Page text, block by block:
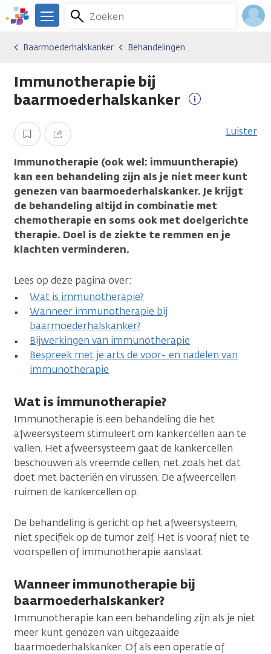
Overslaan
en
gaan
We
er
je.
Kanker.nl
Zoeken
Menu
Kankersoorten
Baarmoederhalskanker
Behandelingen
Baarmoederhalskanker Behandelingen
Immunotherapie bij
baarmoederhalskanker
informatie
Opslaan Delen Luister
Immunotherapie (ook wel: immuuntherapie)
kan een behandeling zijn als je niet meer kunt
genezen van baarmoederhalskanker. Je krijgt
de behandeling altijd in combinatie met
chemotherapie en soms ook met doelgerichte
therapie. Doel is de ziekte te remmen en je
klachten verminderen.
Lees op deze pagina over:
Wat is immunotherapie?
Wanneer immunotherapie bij
baarmoederhalskanker?
Bijwerkingen van immunotherapie
Bespreek met je arts de voor- en nadelen van
immunotherapie
Wat is immunotherapie?
Immunotherapie is een behandeling die het
afweersysteem stimuleert om kankercellen aan te
vallen. Het afweersysteem gaat de kankercellen
beschouwen als vreemde cellen, net zoals het dat
doet met bacteriën en virussen. De afweercellen
ruimen de kankercellen op.
De behandeling is gericht op het afweersysteem,
niet specifiek op de tumor zelf. Het is vooraf niet te
voorspellen of immunotherapie aanslaat.
Wanneer immunotherapie bij
baarmoederhalskanker?
Immunotherapie kan een behandeling zijn als je niet
meer kunt genezen van uitgezaaide
baarmoederhalskanker. Of als een operatie of